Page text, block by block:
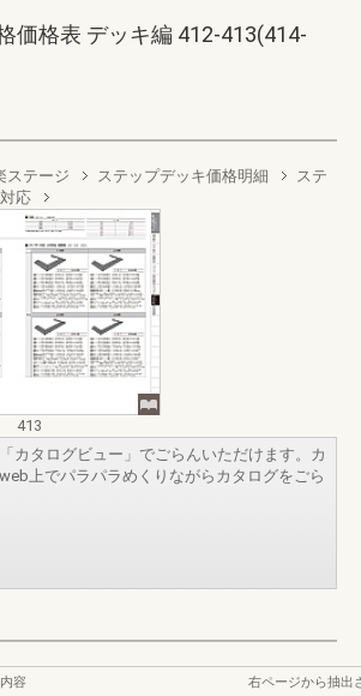
価格表 デッキ編 412-413(414-
ステージ ステップデッキ価格明細
ステ
応
413
カタログビュー」でごらんいただけます。カ
上でパラパラめくりながらカタログをごら
容
右ページから抽出